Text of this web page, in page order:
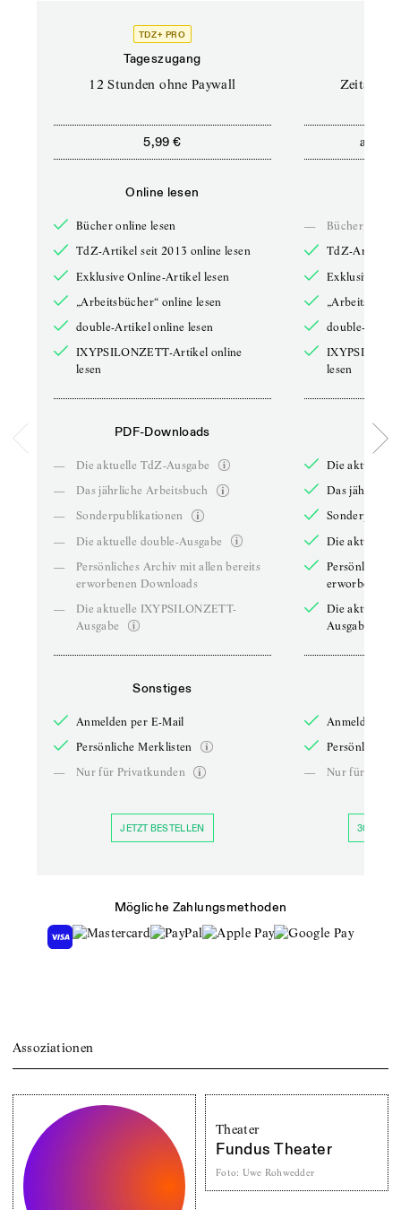
TDZ+ PRO
Tageszugang
12 Stunden ohne Paywall
5,99 €
Online lesen
Bücher online lesen
TdZ-Artikel seit 2013 online lesen
Exklusive Online-Artikel lesen
„Arbeitsbücher“ online lesen
double-Artikel online lesen
IXYPSILONZETT-Artikel online
lesen
PDF-Downloads
—
Die aktuelle TdZ-Ausgabe
—
Das jährliche Arbeitsbuch
—
Sonderpublikationen
—
Die aktuelle double-Ausgabe
—
Persönliches Archiv mit allen bereits
erworbenen Downloads
—
Die aktuelle IXYPSILONZETT-
Ausgabe
Sonstiges
Anmelden per E-Mail
Persönliche Merklisten
—
Nur für Privatkunden
JETZT BESTELLEN
ab
—
Bücher online
TdZ-Artikel
Exklusive
double-
lesen
Die aktuelle
Das jährliche
Die aktuelle
Persönliches
erworbenen
Die aktuelle
Ausgabe
Anmelden
Persönliche
—
Nur für
30 TAGE
Mögliche Zahlungsmethoden
Assoziationen
Theater
Fundus Theater
Foto: Uwe Rohwedder